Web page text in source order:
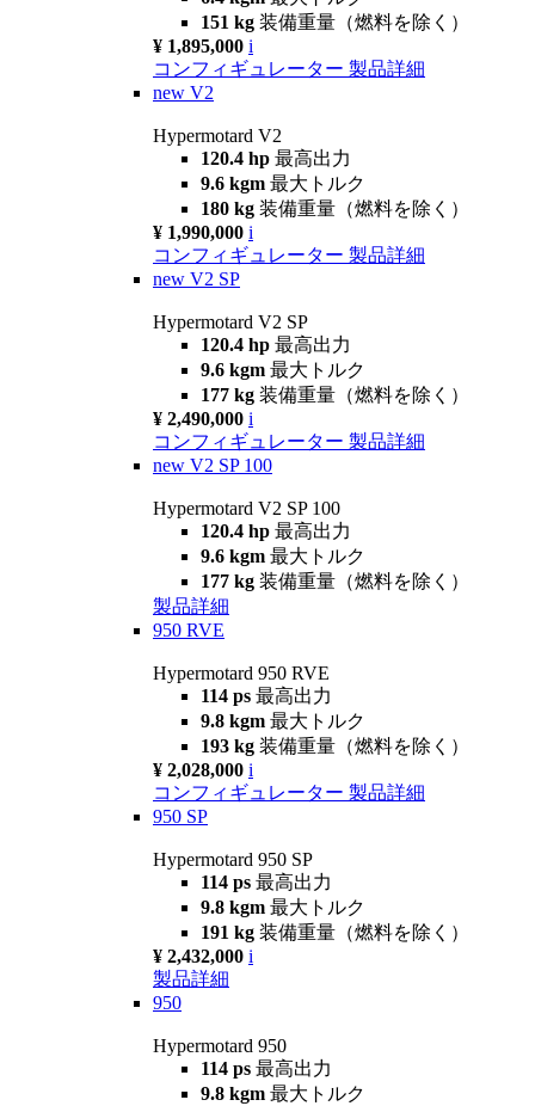
151 kg 装備重量（燃料を除く）
¥ 1,895,000 i
コンフィギュレーター 製品詳細
new V2
Hypermotard V2
120.4 hp 最高出力
9.6 kgm 最大トルク
180 kg 装備重量（燃料を除く）
¥ 1,990,000 i
コンフィギュレーター 製品詳細
new V2 SP
Hypermotard V2 SP
120.4 hp 最高出力
9.6 kgm 最大トルク
177 kg 装備重量（燃料を除く）
¥ 2,490,000 i
コンフィギュレーター 製品詳細
new V2 SP 100
Hypermotard V2 SP 100
120.4 hp 最高出力
9.6 kgm 最大トルク
177 kg 装備重量（燃料を除く）
製品詳細
950 RVE
Hypermotard 950 RVE
114 ps 最高出力
9.8 kgm 最大トルク
193 kg 装備重量（燃料を除く）
¥ 2,028,000 i
コンフィギュレーター 製品詳細
950 SP
Hypermotard 950 SP
114 ps 最高出力
9.8 kgm 最大トルク
191 kg 装備重量（燃料を除く）
¥ 2,432,000 i
製品詳細
950
Hypermotard 950
114 ps 最高出力
9.8 kgm 最大トルク